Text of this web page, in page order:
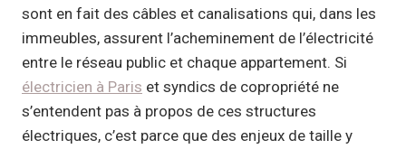
sont en fait des câbles et canalisations qui, dans les
immeubles, assurent l’acheminement de l’électricité
entre le réseau public et chaque appartement. Si
électricien à Paris et syndics de copropriété ne
s’entendent pas à propos de ces structures
électriques, c’est parce que des enjeux de taille y